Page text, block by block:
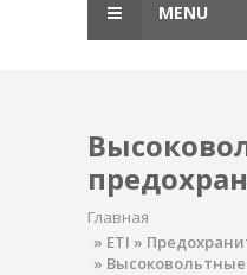
MENU
Главная
» ETI »
»